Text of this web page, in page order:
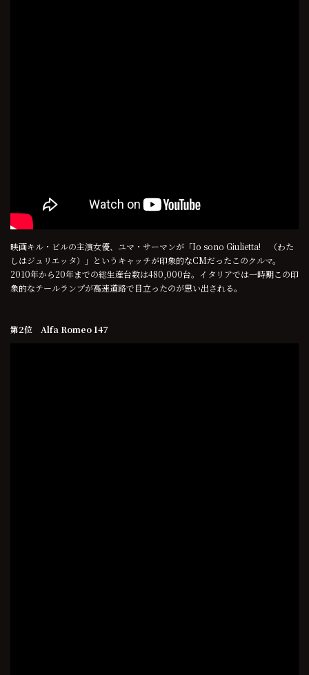
映画キル・ビルの主演女優、ユマ・サーマンが「Io sono Giulietta! （わた
しはジュリエッタ）」というキャッチが印象的なCMだったこのクルマ。
2010年から20年までの総生産台数は480,000台。イタリアでは一時期この印
象的なテールランプが高速道路で目立ったのが思い出される。
第2位 Alfa Romeo 147